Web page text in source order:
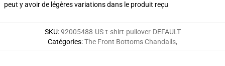
peut y avoir de légères variations dans le produit reçu
SKU:92005488-US-t-shirt-pullover-DEFAULT
Catégories:The Front Bottoms Chandails,